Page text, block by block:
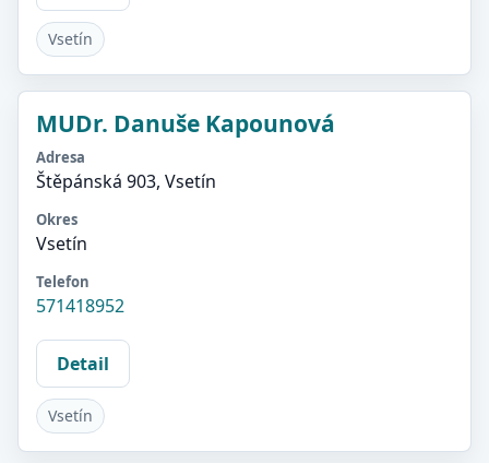
Vsetín
MUDr. Danuše Kapounová
Adresa
Štěpánská 903, Vsetín
Okres
Vsetín
Telefon
571418952
Detail
Vsetín